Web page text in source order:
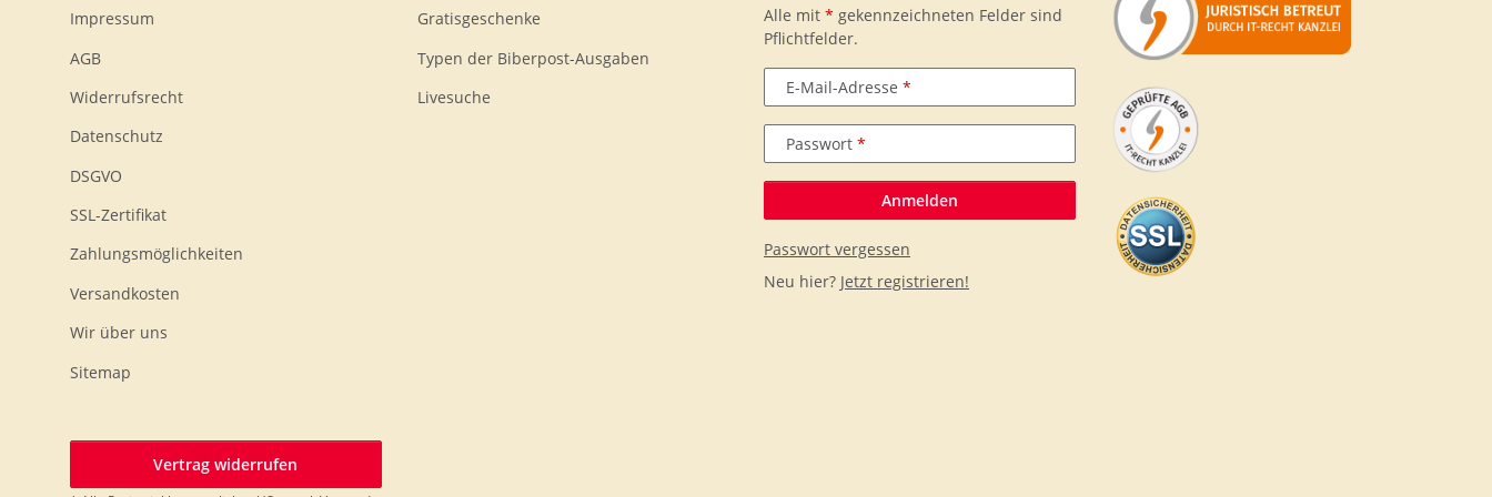
Impressum
AGB
Widerrufsrecht
Datenschutz
DSGVO
SSL-Zertifikat
Zahlungsmöglichkeiten
Versandkosten
Wir über uns
Sitemap
Gratisgeschenke
Typen der Biberpost-Ausgaben
Livesuche
Alle mit * gekennzeichneten Felder sind
Pflichtfelder.
E-Mail-Adresse
Passwort
Anmelden
Passwort vergessen
Neu hier? Jetzt registrieren!
Vertrag widerrufen